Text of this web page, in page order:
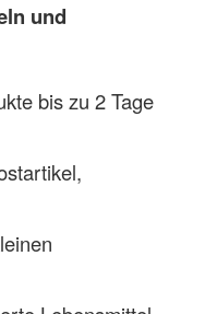
und
bis zu 2 Tage